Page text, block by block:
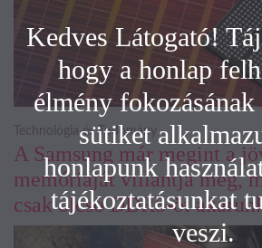
A Samsung már megint a
memóriáját villantja meg,
csak olcsó DDR5-öt
Technológia és Tudomány
Kedves Látogató!
hogy a honlap
élmény fokozásának
sütiket
honlapunk
tájékoztatásunkat
veszi.